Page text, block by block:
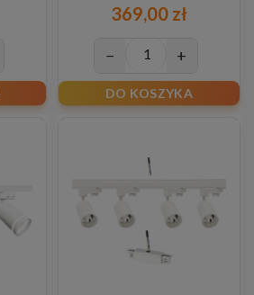
369,00 zł
− +
DO KOSZYKA